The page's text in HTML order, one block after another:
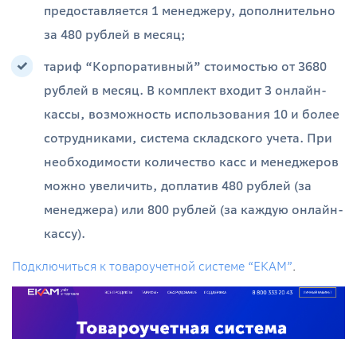
предоставляется 1 менеджеру, дополнительно
за 480 рублей в месяц;
тариф “Корпоративный” стоимостью от 3680
рублей в месяц. В комплект входит 3 онлайн-
кассы, возможность использования 10 и более
сотрудниками, система складского учета. При
необходимости количество касс и менеджеров
можно увеличить, доплатив 480 рублей (за
менеджера) или 800 рублей (за каждую онлайн-
кассу).
Подключиться к товароучетной системе “ЕКАМ”.